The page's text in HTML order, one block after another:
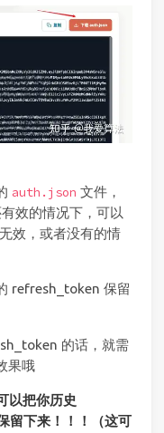
auth.json 文件，
效的情况下，可以
效，或者没有的情
refresh_token 保留
的话，就需
果哦
以把你历史
留下来！！！（这可